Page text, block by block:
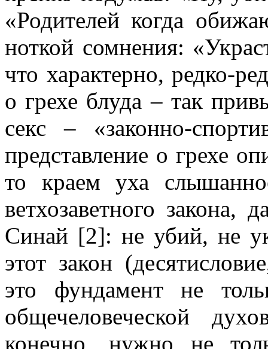
«Родителей когда
ноткой сомнения:
что характерно, редко-
о грехе блуда – так
секс – «законно-
представление о грехе
то краем уха
ветхозаветного
Синай [2]: не убий, не
этот закон
это фундамент не
общечеловеческой
конечно, нужно не